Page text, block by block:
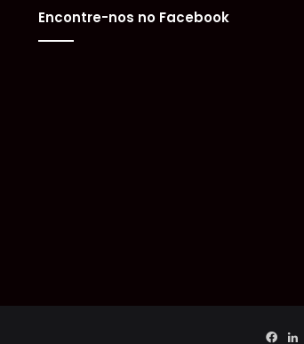
Encontre-nos no Facebook